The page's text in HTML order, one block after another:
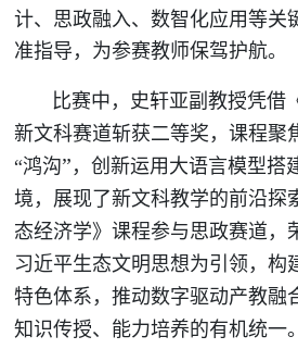
计、思政融入、数智化应用等关
准指导，为参赛教师保驾护航。
比赛中，史轩亚副教授凭借
新文科赛道斩获二等奖，课程聚
“鸿沟” ，创新运用大语言模型搭
境，展现了新文科教学的前沿探
态经济学》课程参与思政赛道，
习近平生态文明思想为引领，构
特色体系，推动数字驱动产教融
知识传授、能力培养的有机统一